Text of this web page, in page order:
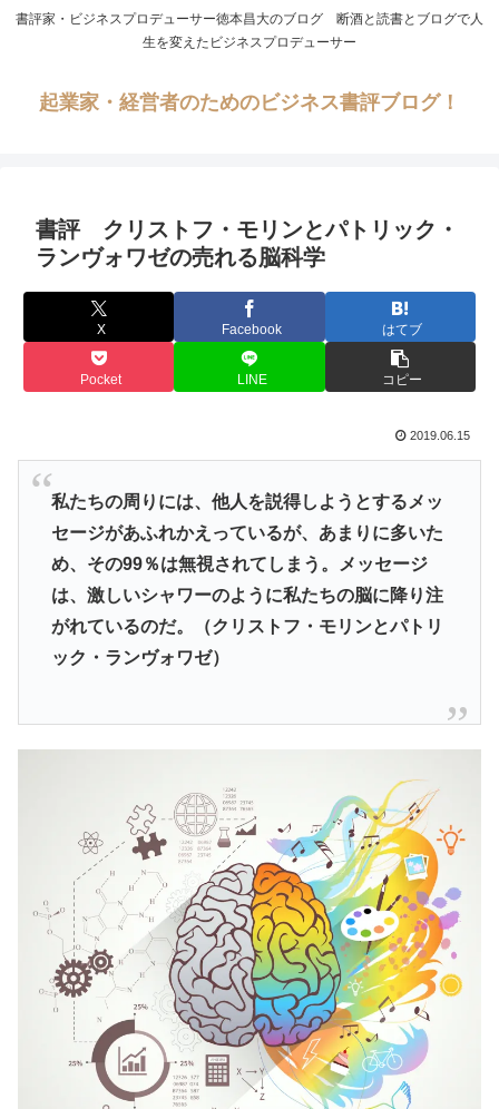
書評家・ビジネスプロデューサー徳本昌大のブログ 断酒と読書とブログで人
生を変えたビジネスプロデューサー
起業家・経営者のためのビジネス書評ブログ！
書評 クリストフ・モリンとパトリック・
ランヴォワゼの売れる脳科学
X Facebook はてブ
Pocket LINE コピー
2019.06.15
私たちの周りには、他人を説得しようとするメッ
セージがあふれかえっているが、あまりに多いた
め、その99％は無視されてしまう。メッセージ
は、激しいシャワーのように私たちの脳に降り注
がれているのだ。（クリストフ・モリンとパトリ
ック・ランヴォワゼ）